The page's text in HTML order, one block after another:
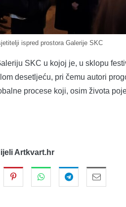
ispred prostora Galerije SKC
SKC u kojoj je, u sklopu
desetljeću, pri čemu autori
procese koji, osim života
Artkvart.hr